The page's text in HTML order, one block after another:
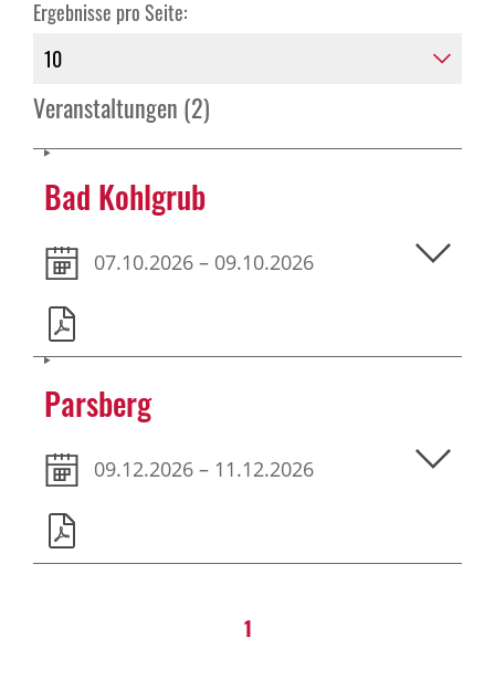
Ergebnisse pro Seite:
Veranstaltungen (2)
Bad Kohlgrub
07.10.2026 – 09.10.2026
Parsberg
09.12.2026 – 11.12.2026
1